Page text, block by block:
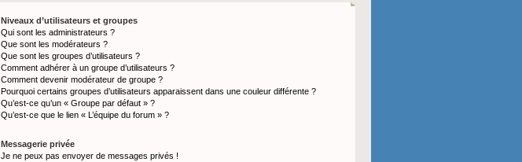
Niveaux d’utilisateurs et groupes
Qui sont les administrateurs ?
Que sont les modérateurs ?
Que sont les groupes d’utilisateurs ?
Comment adhérer à un groupe d’utilisateurs ?
Comment devenir modérateur de groupe ?
Pourquoi certains groupes d’utilisateurs apparaissent dans une couleur différente ?
Qu’est-ce qu’un « Groupe par défaut » ?
Qu’est-ce que le lien « L’équipe du forum » ?
Messagerie privée
Je ne peux pas envoyer de messages privés !